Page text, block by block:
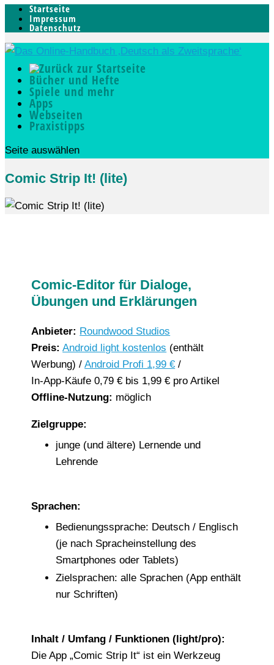
Startseite
Impressum
Datenschutz
Bücher und Hefte
Spiele und mehr
Apps
Webseiten
Praxistipps
Seite auswählen
Comic Strip It! (lite)
Comic-Editor für Dialoge,
Übungen und Erklärungen
Anbieter: Roundwood Studios
Preis: Android light kostenlos (enthält
Werbung) /Android Profi 1,99 € /
In-App-Käufe 0,79 € bis 1,99 € pro Artikel
Offline-Nutzung: möglich
Zielgruppe:
junge (und ältere) Lernende und
Lehrende
Sprachen:
Bedienungssprache: Deutsch / Englisch
(je nach Spracheinstellung des
Smartphones oder Tablets)
Zielsprachen: alle Sprachen (App enthält
nur Schriften)
Inhalt / Umfang / Funktionen (light/pro):
Die App „Comic Strip It“ ist ein Werkzeug